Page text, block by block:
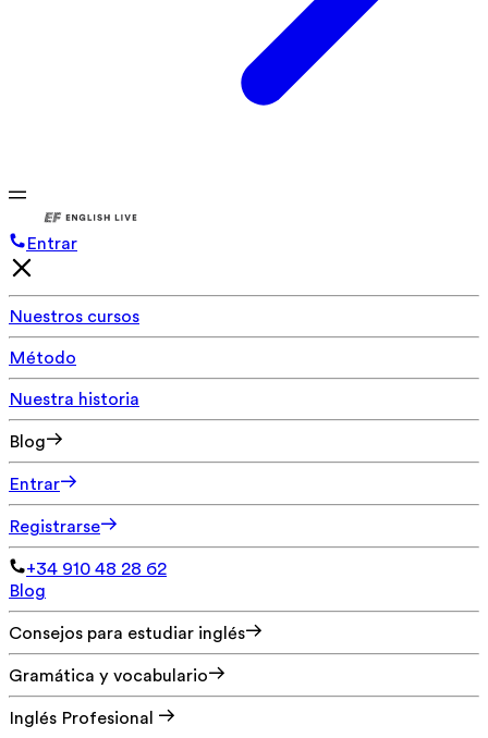
Entrar
Nuestros cursos
Método
Nuestra historia
Blog
Entrar
Registrarse
+34 910 48 28 62
Blog
Consejos para estudiar inglés
Gramática y vocabulario
Inglés Profesional